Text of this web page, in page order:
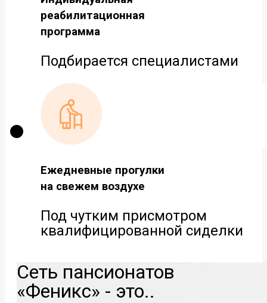
реабилитационная
программа
Подбирается специалистами
Ежедневные прогулки
на свежем воздухе
Под чутким присмотром
квалифицированной сиделки
Сеть пансионатов
«Феникс» - это..